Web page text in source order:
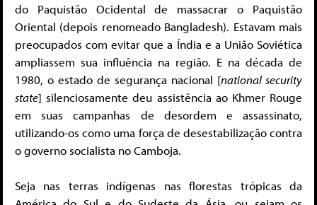
do Paquistão Ocidental de massacrar o Paquistão
Oriental (depois renomeado Bangladesh). Estavam mais
preocupados com evitar que a Índia e a União Soviética
ampliassem sua influência na região. E na década de
1980, o estado de segurança nacional [national security
state] silenciosamente deu assistência ao Khmer Rouge
em suas campanhas de desordem e assassinato,
utilizando-os como uma força de desestabilização contra
o governo socialista no Camboja.
Seja nas terras indígenas nas florestas trópicas da